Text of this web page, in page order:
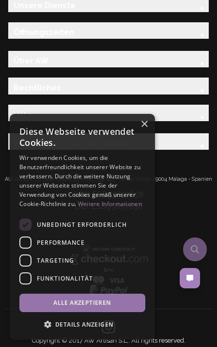
Hilfe
Entdecken Sie die AW-Familie
AW Artisan S.L.Calle Caleta de Velez n39, 41 PI Santa Tereza 29004 Málaga - Spanien
IdNr: ESB93657658
UID: ESB93657658
Copyright © 2017 AW Artisan S.L,. All rights reserved.
×
Diese Webseite verwendet
Cookies.
Wir verwenden Cookies, um die
Benutzerfreundlichkeit unserer Website zu
verbessern. Durch die weitere Nutzung
unserer Webseite stimmen Sie der
Verwendung von Cookies gemäß unserer
Cookie-Richtlinie zu. Weitere Informationen
UNBEDINGT ERFORDERLICH
PERFORMANCE
TARGETING
FUNKTIONALITÄT
ALLE AKZEPTIEREN
DETAILS ANZEIGEN